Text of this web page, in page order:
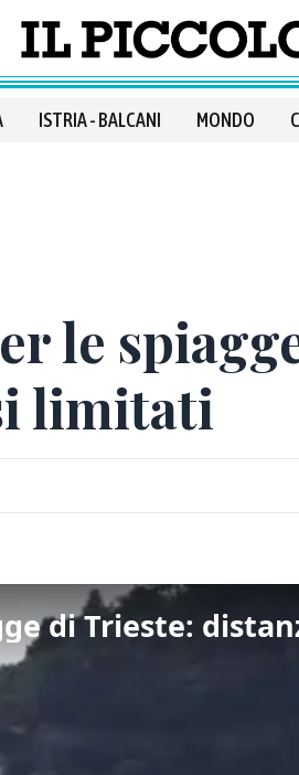
ISTRIA - BALCANI MONDO
le
limitati
di Trieste: